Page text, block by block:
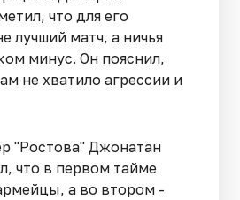
что для его
лучший матч, а ничья
минус. Он пояснил,
не хватило агрессии и
"Ростова" Джонатан
что в первом тайме
а во втором -